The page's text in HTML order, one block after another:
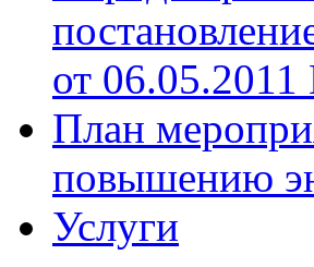
от
План
повышению
Услуги